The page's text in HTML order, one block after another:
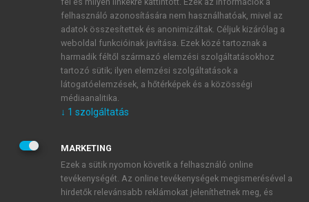
1 óra díjmentes hozzáférés
E-MAIL-CÍM
JELSZÓ
JELSZÓ ÚJRA
felhasználó azonosítására nem használhatóak, mivel az
adatok összesítettek és anonimizáltak. Céljuk kizárólag a
weboldal funkcióinak javítása. Ezek közé tartoznak a
harmadik féltől származó elemzési szolgáltatásokhoz
tartozó sütik; ilyen elemzési szolgáltatások a
látogatóelemzések, a hőtérképek és a közösségi
médiaanalitika.
↓ 1 szolgáltatás
MARKETING
Ezek a sütik nyomon követik a felhasználó online
tevékenységét. Az online tevékenységek megismerésével a
hirdetők relevánsabb reklámokat jeleníthetnek meg, és